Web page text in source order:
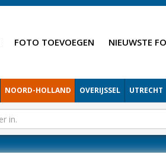
FOTO TOEVOEGEN NIEUWSTE
NOORD-HOLLAND OVERIJSSEL UTRECHT